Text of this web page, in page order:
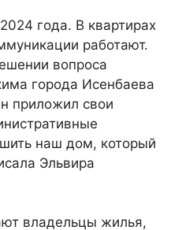
года. В квартирах
работают.
вопроса
города Исенбаева
приложил свои
наш дом, который
Эльвира
владельцы жилья,